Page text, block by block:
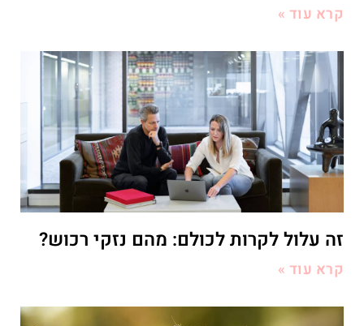
קרא עוד »
זה עלול לקרות לכולם: מהם נזקי רכוש?
קרא עוד »